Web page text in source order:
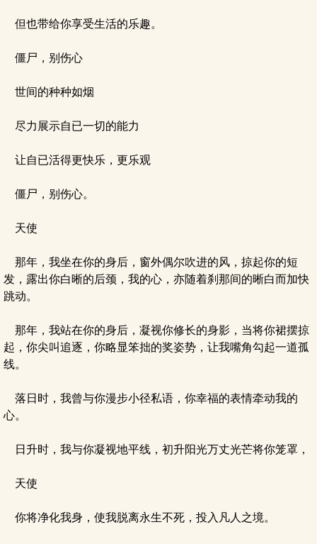
但也带给你享受生活的乐趣。
僵尸，别伤心
世间的种种如烟
尽力展示自已一切的能力
让自已活得更快乐，更乐观
僵尸，别伤心。
天使
那年，我坐在你的身后，窗外偶尔吹进的风，掠起你的短
发，露出你白晰的后颈，我的心，亦随着刹那间的晰白而加快
跳动。
那年，我站在你的身后，凝视你修长的身影，当将你裙摆掠
起，你尖叫追逐，你略显笨拙的奖姿势，让我嘴角勾起一道孤
线。
落日时，我曾与你漫步小径私语，你幸福的表情牵动我的
心。
日升时，我与你凝视地平线，初升阳光万丈光芒将你笼罩，
天使
你将净化我身，使我脱离永生不死，投入凡人之境。